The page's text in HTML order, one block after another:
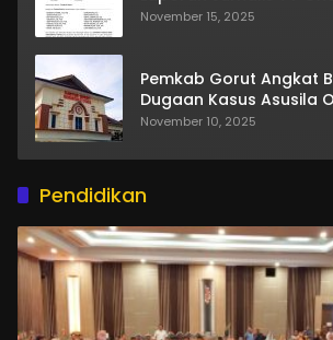
November 15, 2025
Pemkab Gorut Angkat
Dugaan Kasus Asusila
November 10, 2025
Pendidikan